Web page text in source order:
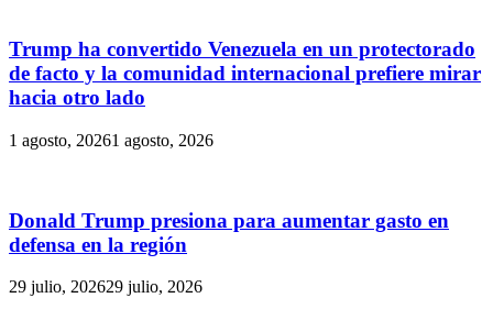
Trump ha convertido Venezuela en un protectorado
de facto y la comunidad internacional prefiere mirar
hacia otro lado
1 agosto, 20261 agosto, 2026
Donald Trump presiona para aumentar gasto en
defensa en la región
29 julio, 202629 julio, 2026